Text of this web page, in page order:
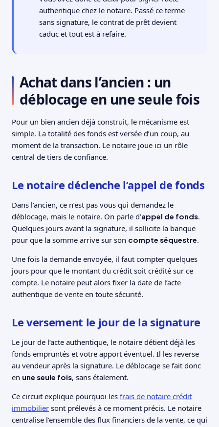
authentique chez le notaire. Passé ce terme
sans signature, le contrat de prêt devient
caduc et tout est à refaire.
Achat dans l’ancien : un
déblocage en une seule fois
Pour un bien ancien déjà construit, le mécanisme est
simple. La totalité des fonds est versée d’un coup, au
moment de la transaction. Le notaire joue ici un rôle
central de tiers de confiance.
Le notaire déclenche l’appel de fonds
Dans l’ancien, ce n’est pas vous qui demandez le
déblocage, mais le notaire. On parle d’appel de fonds.
Quelques jours avant la signature, il sollicite la banque
pour que la somme arrive sur son compte séquestre.
Une fois la demande envoyée, il faut compter quelques
jours pour que le montant du crédit soit crédité sur ce
compte. Le notaire peut alors fixer la date de l’acte
authentique de vente en toute sécurité.
Le versement le jour de la signature
Le jour de l’acte authentique, le notaire détient déjà les
fonds empruntés et votre apport éventuel. Il les reverse
au vendeur après la signature. Le déblocage se fait donc
en une seule fois, sans étalement.
Ce circuit explique pourquoi les frais de notaire crédit
immobilier sont prélevés à ce moment précis. Le notaire
centralise l’ensemble des flux financiers de la vente, ce qui